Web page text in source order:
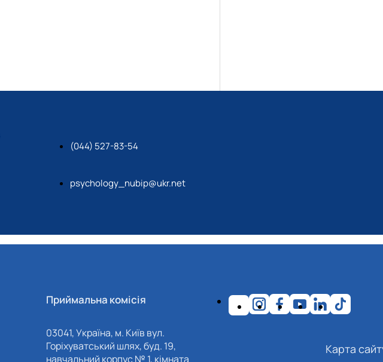
(044) 527-83-54
psychology_nubip@ukr.net
Приймальна комісія
03041, Україна, м. Київ вул.
Горіхуватський шлях, буд. 19,
навчальний корпус № 1, кімната
Карта